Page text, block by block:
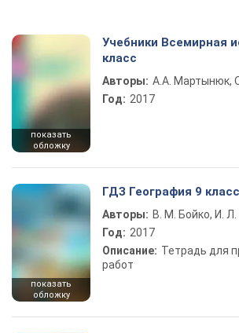
показать
обложку
Учебники Всемирная
класс
Авторы: А.А. Мартынюк,
Год: 2017
показать
обложку
ГДЗ География 9 класс
Авторы: В. М. Бойко, И.
Год: 2017
Описание: Тетрадь для
работ